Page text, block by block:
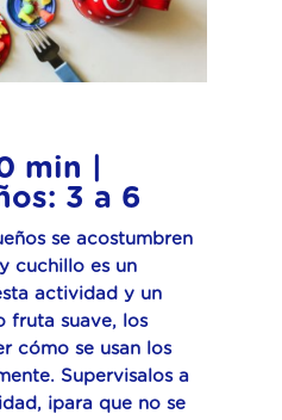
min |
3 a 6
se acostumbren
cuchillo es un
actividad y un
fruta suave, los
cómo se usan los
Supervisalos a
¡para que no se